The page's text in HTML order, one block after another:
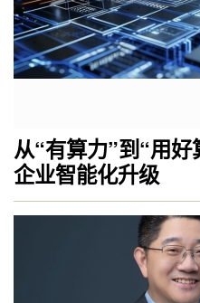
从“有算力”到“用
企业智能化升级